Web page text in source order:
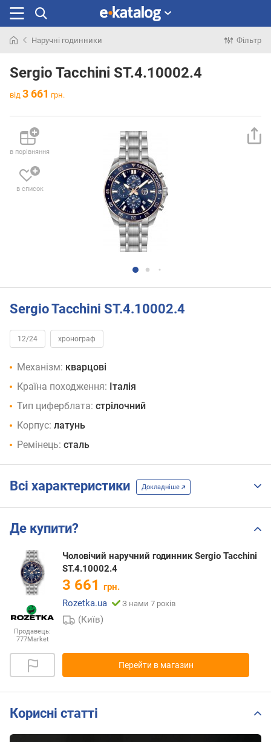
раніше
Наручні годинники Фільтр
Sergio Tacchini ST.4.10002.4
від 3 661 грн.
в порівняння
в список
Sergio Tacchini ST.4.10002.4
12/24 хронограф
Механізм: кварцові
Країна походження: Італія
Тип циферблата: стрілочний
Корпус: латунь
Ремінець: сталь
Всі характеристики Докладніше
Де купити?
Продавець:
777Market
Чоловічий наручний годинник Sergio Tacchini
ST.4.10002.4
3 661 грн.
Rozetka.ua
З нами 7 років
(Київ)
Перейти в магазин
Корисні статті